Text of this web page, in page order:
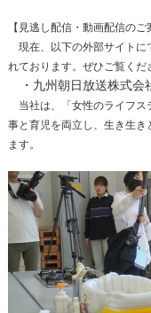
【見逃し配信・動画配信のご
現在、以下の外部サイトに
れております。ぜひご覧くだ
・九州朝日放送株式会
当社は、「女性のライフス
事と育児を両立し、生き生き
ます。